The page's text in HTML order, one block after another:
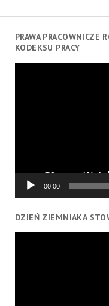
PRAWA PRACOWNICZE
KODEKSU PRACY
00:00
DZIEŃ ZIEMNIAKA